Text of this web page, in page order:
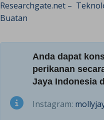
Researchgate.net –
Buatan
Anda dapat
perikanan
Jaya Indonesia
Instagram: